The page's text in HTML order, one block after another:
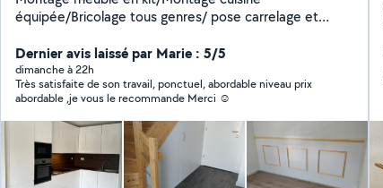
équipée/Bricolage tous genres/ pose carrelage et
peinture/électricité.
Dernier avis laissé par Marie : 5/5
dimanche à 22h
Très satisfaite de son travail, ponctuel, abordable niveau prix
abordable ,je vous le recommande Merci ☺️